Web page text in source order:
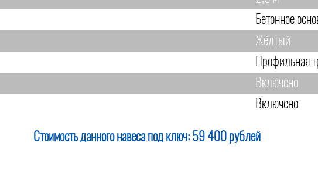
Бетонное
Жёлтый
Профильная
Включено
Включено
Стоимость данного навеса под ключ: 59 400 рублей